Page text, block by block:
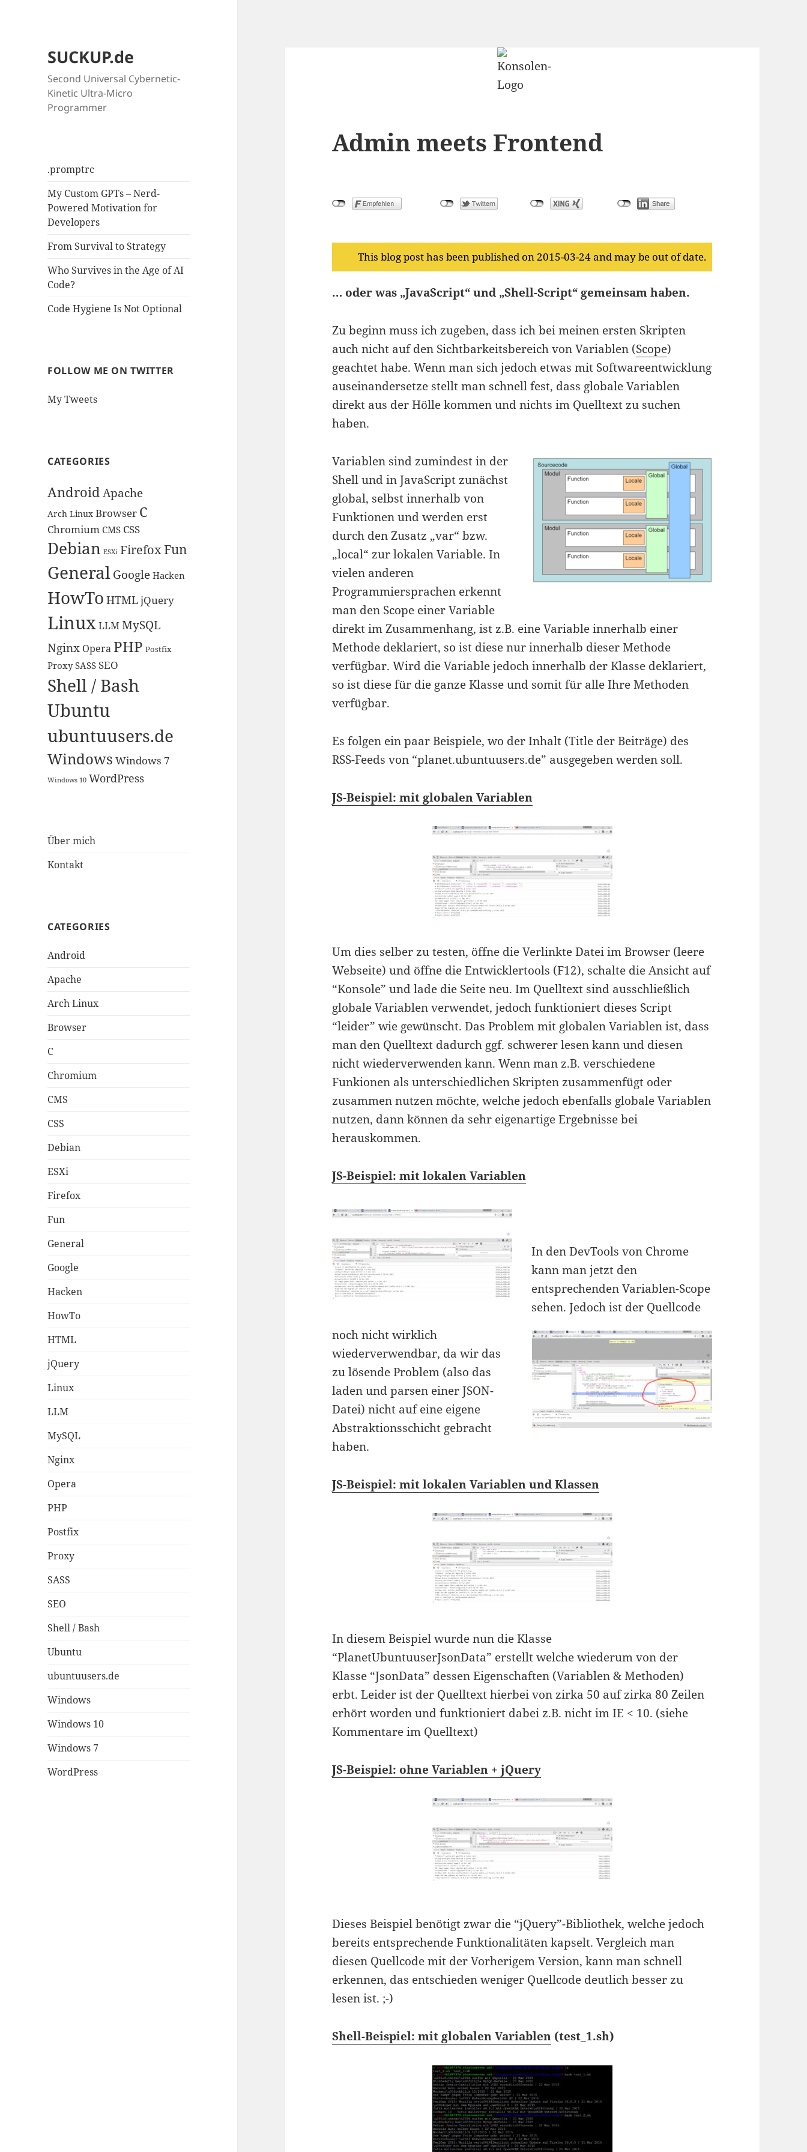
SUCKUP.de
Second Universal Cybernetic-
Kinetic Ultra-Micro
Programmer
.promptrc
My Custom GPTs – Nerd-
Powered Motivation for
Developers
From Survival to Strategy
Who Survives in the Age of AI
Code?
Code Hygiene Is Not Optional
FOLLOW ME ON TWITTER
My Tweets
CATEGORIES
AndroidApache
Arch Linux Browser C
Chromium CMS CSS
Debian ESXi FirefoxFun
GeneralGoogle Hacken
HowTo HTMLjQuery
LinuxLLMMySQL
Nginx Opera PHP Postfix
Proxy SASS SEO
Shell / Bash
Ubuntu
ubuntuusers.de
Windows Windows 7
Windows 10 WordPress
Über mich
Kontakt
CATEGORIES
Android
Apache
Arch Linux
Browser
C
Chromium
CMS
CSS
Debian
ESXi
Firefox
Fun
General
Google
Hacken
HowTo
HTML
jQuery
Linux
LLM
MySQL
Nginx
Opera
PHP
Postfix
Proxy
SASS
SEO
Shell / Bash
Ubuntu
ubuntuusers.de
Windows
Windows 10
Windows 7
WordPress
Admin meets Frontend
This blog post has been published on 2015-03-24 and may be out of date.
… oder was „JavaScript“ und „Shell-Script“ gemeinsam haben.
Zu beginn muss ich zugeben, dass ich bei meinen ersten Skripten
auch nicht auf den Sichtbarkeitsbereich von Variablen (Scope)
geachtet habe. Wenn man sich jedoch etwas mit Softwareentwicklung
auseinandersetze stellt man schnell fest, dass globale Variablen
direkt aus der Hölle kommen und nichts im Quelltext zu suchen
haben.
Variablen sind zumindest in der
Shell und in JavaScript zunächst
global, selbst innerhalb von
Funktionen und werden erst
durch den Zusatz „var“ bzw.
„local“ zur lokalen Variable. In
vielen anderen
Programmiersprachen erkennt
man den Scope einer Variable
direkt im Zusammenhang, ist z.B. eine Variable innerhalb einer
Methode deklariert, so ist diese nur innerhalb dieser Methode
verfügbar. Wird die Variable jedoch innerhalb der Klasse deklariert,
so ist diese für die ganze Klasse und somit für alle Ihre Methoden
verfügbar.
Es folgen ein paar Beispiele, wo der Inhalt (Title der Beiträge) des
RSS-Feeds von “planet.ubuntuusers.de” ausgegeben werden soll.
JS-Beispiel: mit globalen Variablen
Um dies selber zu testen, öffne die Verlinkte Datei im Browser (leere
Webseite) und öffne die Entwicklertools (F12), schalte die Ansicht auf
“Konsole” und lade die Seite neu. Im Quelltext sind ausschließlich
globale Variablen verwendet, jedoch funktioniert dieses Script
“leider” wie gewünscht. Das Problem mit globalen Variablen ist, dass
man den Quelltext dadurch ggf. schwerer lesen kann und diesen
nicht wiederverwenden kann. Wenn man z.B. verschiedene
Funkionen als unterschiedlichen Skripten zusammenfügt oder
zusammen nutzen möchte, welche jedoch ebenfalls globale Variablen
nutzen, dann können da sehr eigenartige Ergebnisse bei
herauskommen.
JS-Beispiel: mit lokalen Variablen
In den DevTools von Chrome
kann man jetzt den
entsprechenden Variablen-Scope
sehen. Jedoch ist der Quellcode
noch nicht wirklich
wiederverwendbar, da wir das
zu lösende Problem (also das
laden und parsen einer JSON-
Datei) nicht auf eine eigene
Abstraktionsschicht gebracht
haben.
JS-Beispiel: mit lokalen Variablen und Klassen
In diesem Beispiel wurde nun die Klasse
“PlanetUbuntuuserJsonData” erstellt welche wiederum von der
Klasse “JsonData” dessen Eigenschaften (Variablen & Methoden)
erbt. Leider ist der Quelltext hierbei von zirka 50 auf zirka 80 Zeilen
erhört worden und funktioniert dabei z.B. nicht im IE < 10. (siehe
Kommentare im Quelltext)
JS-Beispiel: ohne Variablen + jQuery
Dieses Beispiel benötigt zwar die “jQuery”-Bibliothek, welche jedoch
bereits entsprechende Funktionalitäten kapselt. Vergleich man
diesen Quellcode mit der Vorherigem Version, kann man schnell
erkennen, das entschieden weniger Quellcode deutlich besser zu
lesen ist. ;-)
Shell-Beispiel: mit globalen Variablen (test_1.sh)